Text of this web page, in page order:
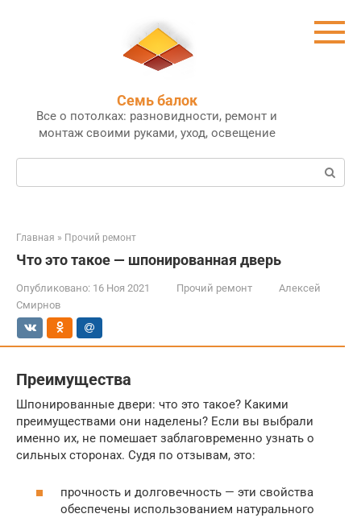
Семь балок
Все о потолках: разновидности, ремонт и
монтаж своими руками, уход, освещение
Поиск:
Главная » Прочий ремонт
Что это такое — шпонированная дверь
Опубликовано: 16 Ноя 2021 Прочий ремонт
Алексей
Смирнов
Преимущества
Шпонированные двери: что это такое? Какими
преимуществами они наделены? Если вы выбрали
именно их, не помешает заблаговременно узнать о
сильных сторонах. Судя по отзывам, это:
прочность и долговечность — эти свойства
обеспечены использованием натурального